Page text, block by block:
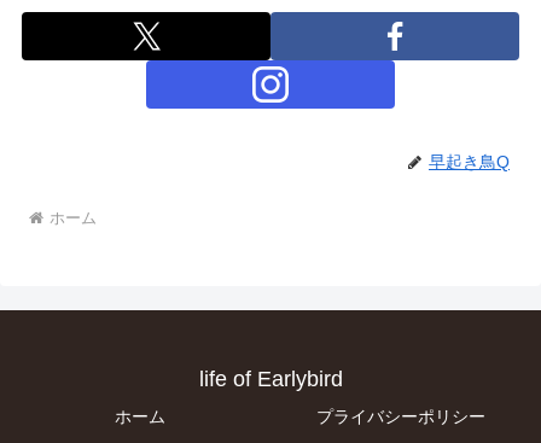
早起き鳥Q
ホーム
life of Earlybird
ホーム
プライバシーポリシー